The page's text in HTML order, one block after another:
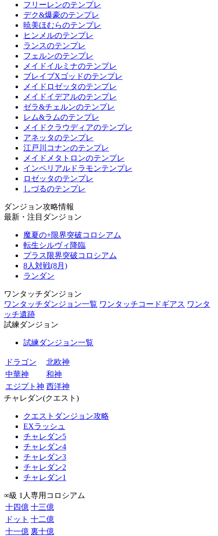
フリーレンのテンプレ
デク&爆豪のテンプレ
暁美ほむらのテンプレ
ヒンメルのテンプレ
ランスのテンプレ
フェルンのテンプレ
メイドイルミナのテンプレ
ブレイブXゴッドのテンプレ
メイドロゼッタのテンプレ
メイドイデアルのテンプレ
ゼラ&チェルンのテンプレ
レム&ラムのテンプレ
メイドクラウディアのテンプレ
アネッタのテンプレ
江戸川コナンのテンプレ
メイドメタトロンのテンプレ
インペリアルドラモンテンプレ
ロゼッタのテンプレ
しづるのテンプレ
ダンジョン攻略情報
最新・注目ダンジョン
魔夏の+限界突破コロシアム
転生シルヴィ降臨
プラス限界突破コロシアム
8人対戦(8月)
ランダン
ワンタッチダンジョン
ワンタッチダンジョン一覧 ワンタッチコードギアス ワンタ
ッチ遺跡
試練ダンジョン
試練ダンジョン一覧
ドラゴン
北欧神
中華神
和神
エジプト神 西洋神
チャレダン(クエスト)
クエストダンジョン攻略
EXラッシュ
チャレダン5
チャレダン4
チャレダン3
チャレダン2
チャレダン1
∞級 1人専用コロシアム
十四億 十三億
ドット 十二億
十一億 裏十億